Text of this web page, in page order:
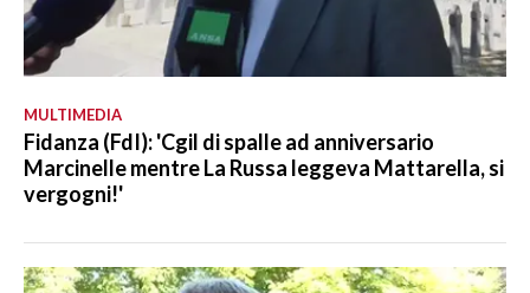
MULTIMEDIA
Fidanza (FdI): 'Cgil di spalle ad anniversario
Marcinelle mentre La Russa leggeva Mattarella, si
vergogni!'